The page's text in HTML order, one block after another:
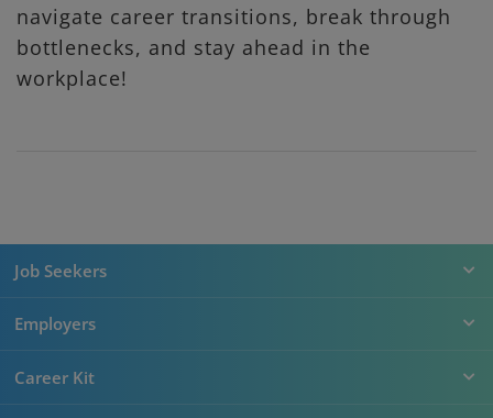
navigate career transitions, break through
bottlenecks, and stay ahead in the
workplace!
Job Seekers
Employers
Career Kit